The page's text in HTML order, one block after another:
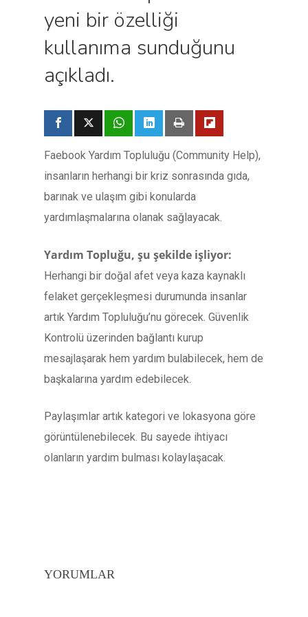
yeni bir özelliği
kullanıma sunduğunu
açıkladı.
Faebook Yardım Topluluğu (Community Help),
insanların herhangi bir kriz sonrasında gıda,
barınak ve ulaşım gibi konularda
yardımlaşmalarına olanak sağlayacak.
Yardım Topluğu, şu şekilde işliyor:
Herhangi bir doğal afet veya kaza kaynaklı
felaket gerçekleşmesi durumunda insanlar
artık Yardım Topluluğu’nu görecek. Güvenlik
Kontrolü üzerinden bağlantı kurup
mesajlaşarak hem yardım bulabilecek, hem de
başkalarına yardım edebilecek.
Paylaşımlar artık kategori ve lokasyona göre
görüntülenebilecek. Bu sayede ihtiyacı
olanların yardım bulması kolaylaşacak.
YORUMLAR